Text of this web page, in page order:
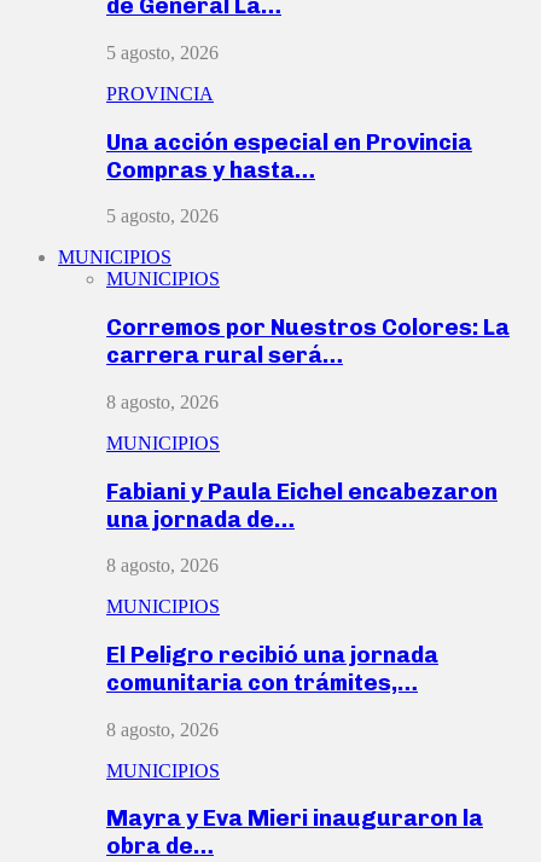
de General La…
5 agosto, 2026
PROVINCIA
Una acción especial en Provincia
Compras y hasta…
5 agosto, 2026
MUNICIPIOS
MUNICIPIOS
Corremos por Nuestros Colores: La
carrera rural será…
8 agosto, 2026
MUNICIPIOS
Fabiani y Paula Eichel encabezaron
una jornada de…
8 agosto, 2026
MUNICIPIOS
El Peligro recibió una jornada
comunitaria con trámites,…
8 agosto, 2026
MUNICIPIOS
Mayra y Eva Mieri inauguraron la
obra de…